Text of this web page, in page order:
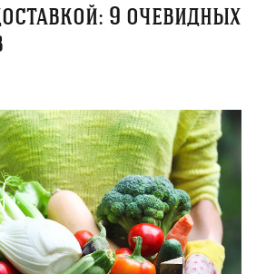
9 очевидных